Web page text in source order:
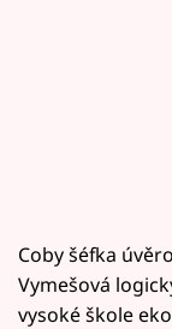
Coby šéfka
Vymešová
vysoké škole